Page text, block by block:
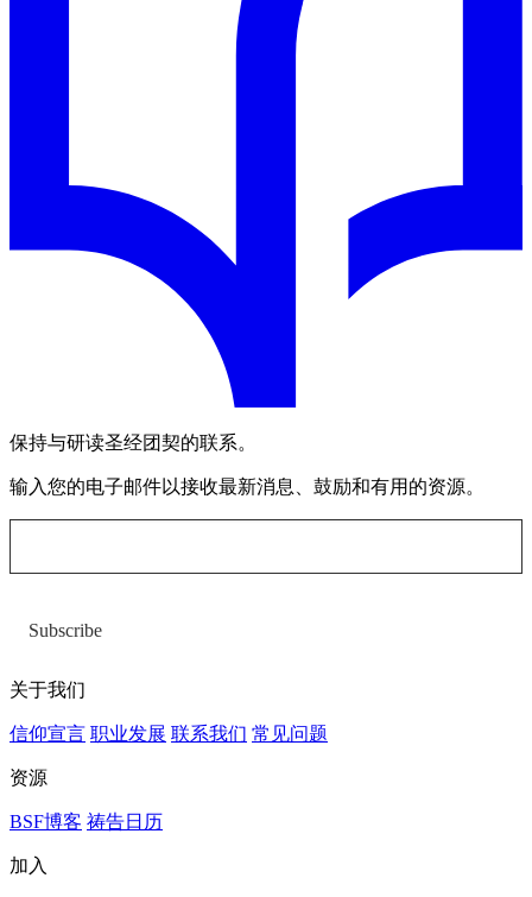
保持与研读圣经团契的联系。
输入您的电子邮件以接收最新消息、鼓励和有用的资源。
Subscribe
关于我们
信仰宣言 职业发展 联系我们 常见问题
资源
BSF博客 祷告日历
加入